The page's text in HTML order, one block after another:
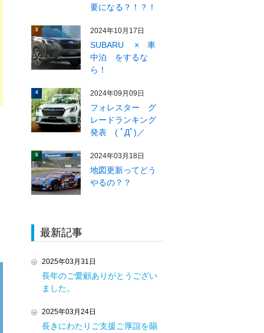
要になる？！？！
3 2024年10月17日
SUBARU × 車
中泊 をするな
ら！
4 2024年09月09日
フォレスター グ
レードランキング
発表 ( ﾟДﾟ)／
5 2024年03月18日
地図更新ってどう
やるの？？
最新記事
2025年03月31日
長年のご愛顧ありがとうござい
ました。
2025年03月24日
長きにわたりご支援ご厚誼を賜